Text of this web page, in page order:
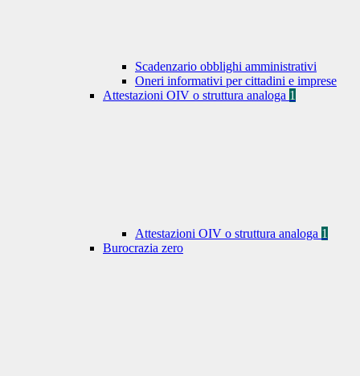
Scadenzario obblighi amministrativi
Oneri informativi per cittadini e imprese
Attestazioni OIV o struttura analoga 1
Attestazioni OIV o struttura analoga 1
Burocrazia zero